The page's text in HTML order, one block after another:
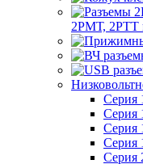
2РМТ, 2РТТ
Серия
Серия
Серия
Серия
Серия